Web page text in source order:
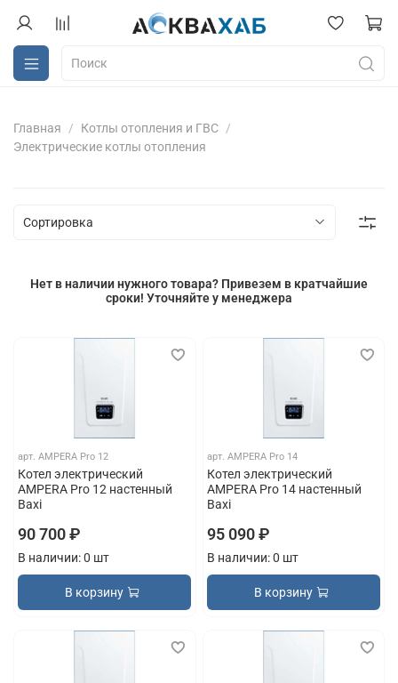
Главная
Котлы отопления и ГВС
Электрические котлы отопления
Нет в наличии нужного товара? Привезем в кратчайшие
сроки! Уточняйте у менеджера
арт.AMPERA Pro 12
Котел электрический
AMPERA Pro 12 настенный
Baxi
90 700 ₽
В наличии: 0 шт
В корзину
арт. AMPERA Pro 14
Котел электрический
AMPERA Pro 14 настенный
Baxi
95 090 ₽
В наличии: 0 шт
В корзину